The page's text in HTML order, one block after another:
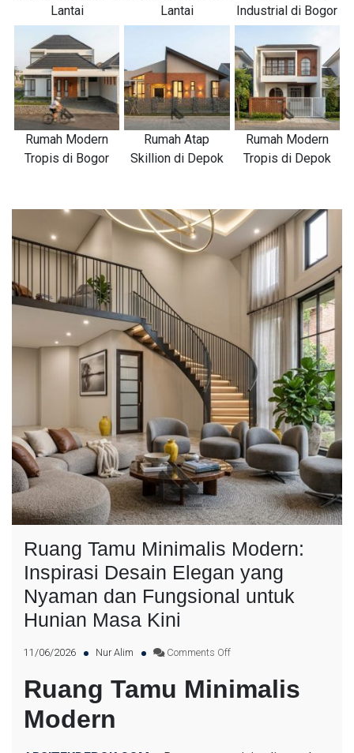
Lantai
Lantai
Industrial di Bogor
Rumah Modern
Tropis di Bogor
Rumah Atap
Skillion di Depok
Rumah Modern
Tropis di Depok
Ruang Tamu Minimalis Modern:
Inspirasi Desain Elegan yang
Nyaman dan Fungsional untuk
Hunian Masa Kini
11/06/2026 Nur Alim Comments Off
Ruang Tamu Minimalis
Modern